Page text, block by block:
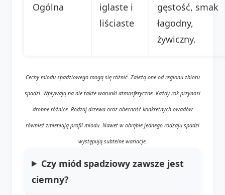
Ogólna
iglaste i
liściaste
gęstość, smak
łagodny,
żywiczny.
Cechy miodu spadziowego mogą się różnić. Zależą one od regionu zbioru
spadzi. Wpływają na nie także warunki atmosferyczne. Każdy rok przynosi
drobne różnice. Rodzaj drzewa oraz obecność konkretnych owadów
również zmieniają profil miodu. Nawet w obrębie jednego rodzaju spadzi
występują subtelne wariacje.
Czy miód spadziowy zawsze jest
ciemny?